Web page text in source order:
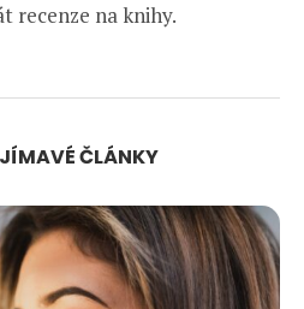
recenze na knihy.
ČLÁNKY